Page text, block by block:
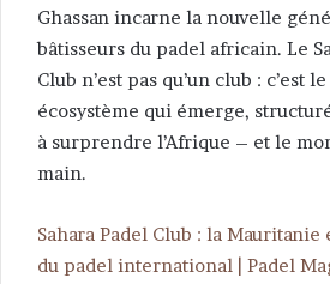
Ghassan incarne la nouvelle
bâtisseurs du padel africain. Le
Club n’est pas qu’un club : c’est
écosystème qui émerge,
à surprendre l’Afrique – et le
main.
Sahara Padel Club : la Mauritanie
du padel international | Padel